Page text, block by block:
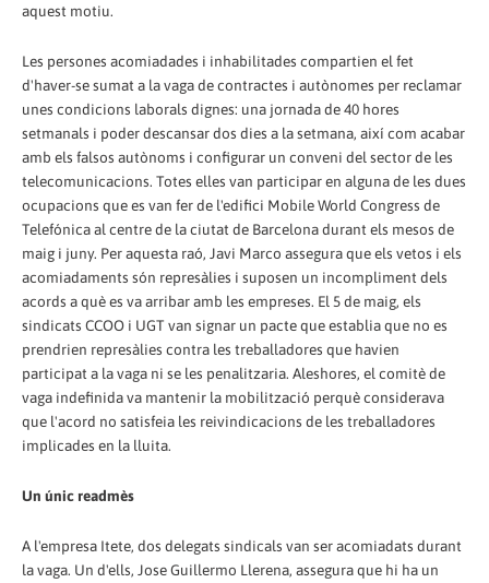
aquest motiu.
Les persones acomiadades i inhabilitades compartien el fet
d'haver-se sumat a la vaga de contractes i autònomes per reclamar
unes condicions laborals dignes: una jornada de 40 hores
setmanals i poder descansar dos dies a la setmana, així com acabar
amb els falsos autònoms i configurar un conveni del sector de les
telecomunicacions. Totes elles van participar en alguna de les dues
ocupacions que es van fer de l'edifici Mobile World Congress de
Telefónica al centre de la ciutat de Barcelona durant els mesos de
maig i juny. Per aquesta raó, Javi Marco assegura que els vetos i els
acomiadaments són represàlies i suposen un incompliment dels
acords a què es va arribar amb les empreses. El 5 de maig, els
sindicats CCOO i UGT van signar un pacte que establia que no es
prendrien represàlies contra les treballadores que havien
participat a la vaga ni se les penalitzaria. Aleshores, el comitè de
vaga indefinida va mantenir la mobilització perquè considerava
que l'acord no satisfeia les reivindicacions de les treballadores
implicades en la lluita.
Un únic readmès
A l'empresa Itete, dos delegats sindicals van ser acomiadats durant
la vaga. Un d'ells, Jose Guillermo Llerena, assegura que hi ha un